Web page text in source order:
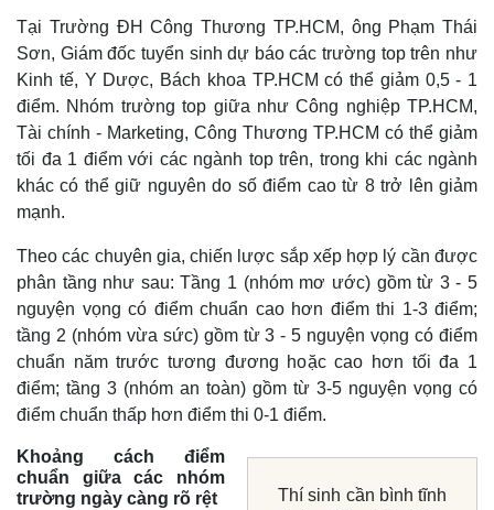
Tại Trường ĐH Công Thương TP.HCM, ông Phạm Thái
Sơn, Giám đốc tuyển sinh dự báo các trường top trên như
Kinh tế, Y Dược, Bách khoa TP.HCM có thể giảm 0,5 - 1
điểm. Nhóm trường top giữa như Công nghiệp TP.HCM,
Tài chính - Marketing, Công Thương TP.HCM có thể giảm
tối đa 1 điểm với các ngành top trên, trong khi các ngành
khác có thể giữ nguyên do số điểm cao từ 8 trở lên giảm
mạnh.
Theo các chuyên gia, chiến lược sắp xếp hợp lý cần được
phân tầng như sau: Tầng 1 (nhóm mơ ước) gồm từ 3 - 5
nguyện vọng có điểm chuẩn cao hơn điểm thi 1-3 điểm;
tầng 2 (nhóm vừa sức) gồm từ 3 - 5 nguyện vọng có điểm
chuẩn năm trước tương đương hoặc cao hơn tối đa 1
điểm; tầng 3 (nhóm an toàn) gồm từ 3-5 nguyện vọng có
điểm chuẩn thấp hơn điểm thi 0-1 điểm.
Thí sinh cần bình tĩnh
Khoảng cách điểm
chuẩn giữa các nhóm
trường ngày càng rõ rệt